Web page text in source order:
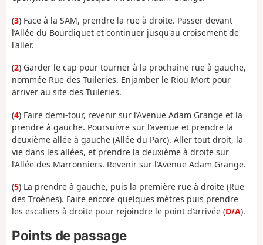
(3) Face à la SAM, prendre la rue à droite. Passer devant
l’Allée du Bourdiquet et continuer jusqu'au croisement de
l'aller.
(2) Garder le cap pour tourner à la prochaine rue à gauche,
nommée Rue des Tuileries. Enjamber le Riou Mort pour
arriver au site des Tuileries.
(4) Faire demi-tour, revenir sur l’Avenue Adam Grange et la
prendre à gauche. Poursuivre sur l’avenue et prendre la
deuxième allée à gauche (Allée du Parc). Aller tout droit, la
vie dans les allées, et prendre la deuxième à droite sur
l’Allée des Marronniers. Revenir sur l’Avenue Adam Grange.
(5) La prendre à gauche, puis la première rue à droite (Rue
des Troènes). Faire encore quelques mètres puis prendre
les escaliers à droite pour rejoindre le point d’arrivée (D/A).
Points de passage